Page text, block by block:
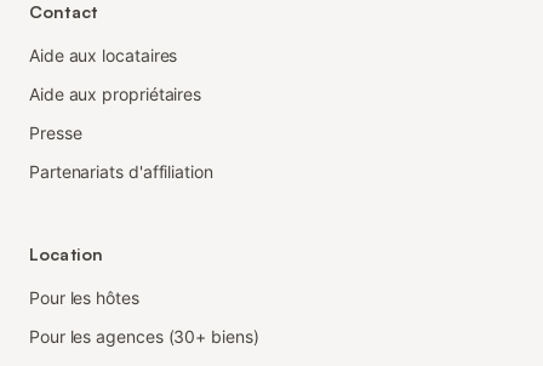
Contact
Aide aux locataires
Aide aux propriétaires
Presse
Partenariats d'affiliation
Location
Pour les hôtes
Pour les agences (30+ biens)